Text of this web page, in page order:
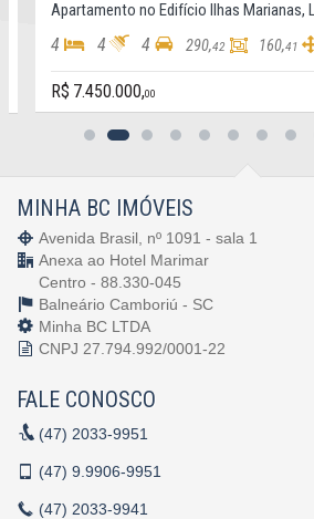
Ilhas Marianas, Linda Vista
42 160,41
MINHA BC IMÓVEIS
Avenida Brasil, nº 1091 - sala 1
Anexa ao Hotel Marimar
Centro - 88.330-045
Balneário Camboriú - SC
Minha BC LTDA
CNPJ 27.794.992/0001-22
FALE CONOSCO
(47) 2033-9951
(47) 9.9906-9951
(47) 2033-9941